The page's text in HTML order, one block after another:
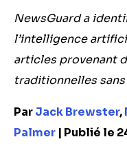
NewsGuard a
l’intelligence
articles provenant
traditionnelles
ParJack Brewster,
Palmer | Publié le